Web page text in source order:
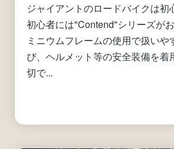
ジャイアントのロードバイクは
初心者には"Contend"シリーズが
ミニウムフレームの使用で扱い
び、ヘルメット等の安全装備を
切で...